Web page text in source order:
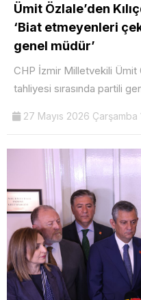
Ümit Özlale’den
‘Biat etmeyenleri
genel müdür’
CHP İzmir Milletvekili Ümit
tahliyesi sırasında partili
27 Mayıs 2026 Çarşamba